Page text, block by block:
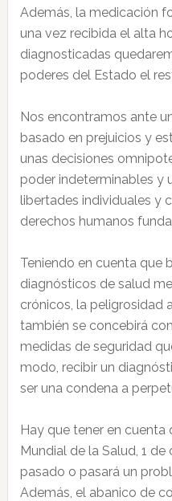
Además, la medicación
una vez recibida el alta
diagnosticadas
poderes del Estado el
Nos encontramos ante
basado en prejuicios y
unas decisiones
poder indeterminables y
libertades individuales y
derechos humanos
Teniendo en cuenta que
diagnósticos de salud
crónicos, la peligrosidad
también se concebirá
medidas de seguridad
modo, recibir un
ser una condena a
Hay que tener en cuenta
Mundial de la Salud, 1
pasado o pasará un
Además, el abanico de